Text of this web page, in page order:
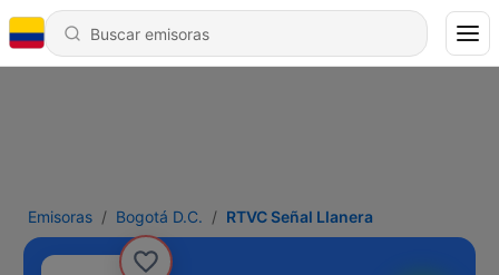
Emisoras Bogotá D.C. RTVC Señal Llanera